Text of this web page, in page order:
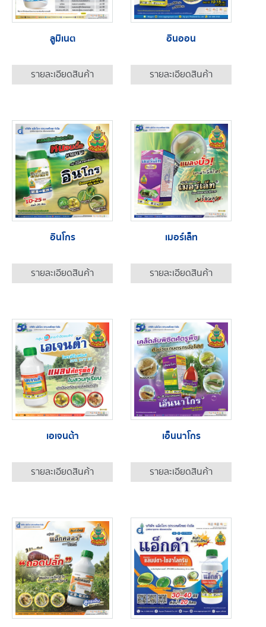
ลูมิเนต
รายละเอียดสินค้า
อินออน
รายละเอียดสินค้า
อินโกร
รายละเอียดสินค้า
เมอร์เล็ท
รายละเอียดสินค้า
เอเจนต้า
รายละเอียดสินค้า
เอ็นนาโกร
รายละเอียดสินค้า